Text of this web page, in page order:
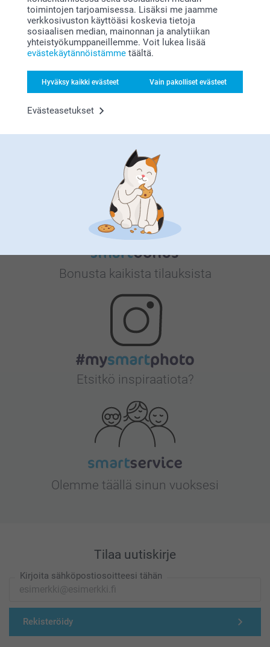
toimintojen tarjoamisessa. Lisäksi me jaamme
verkkosivuston käyttöäsi koskevia tietoja
sosiaalisen median, mainonnan ja analytiikan
yhteistyökumppaneillemme. Voit lukea lisää
evästekäytännöistämme täältä.
Hyväksy kaikki evästeet Vain pakolliset evästeet
Evästeasetukset
täältä
Miksismartphoto
Tyytyväisyystakuu
Bonusta kaikista tilauksista
Etsitkö inspiraatiota?
Olemme täällä sinun vuoksesi
Tilaa uutiskirje
Kirjoita sähköpostiosoitteesi tähän
Rekisteröidy